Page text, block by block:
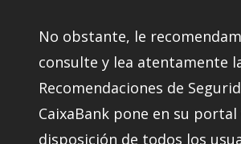
No obstante, le
consulte y lea atentamente
Recomendaciones de
CaixaBank pone en su portal
disposición de todos los